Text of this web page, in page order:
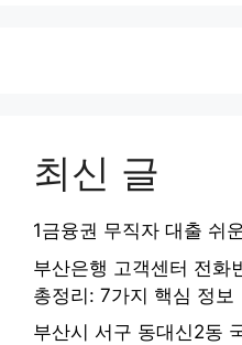
최신 글
1금융권 무직자 대출 쉬
부산은행 고객센터 전화
총정리: 7가지 핵심 정보
부산시 서구 동대신2동